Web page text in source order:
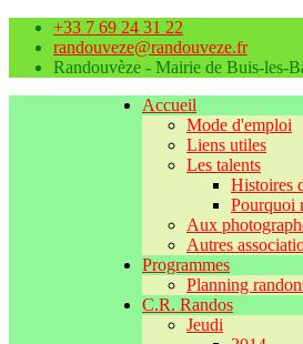
+33 7 69 24 31 22
randouveze@randouveze.fr
Randouvèze - Mairie de Buis-les-
Accueil
Mode d'emploi
Liens utiles
Les talents
Histoires
Pourquoi
Aux
Autres
Programmes
Planning
C.R. Randos
Jeudi